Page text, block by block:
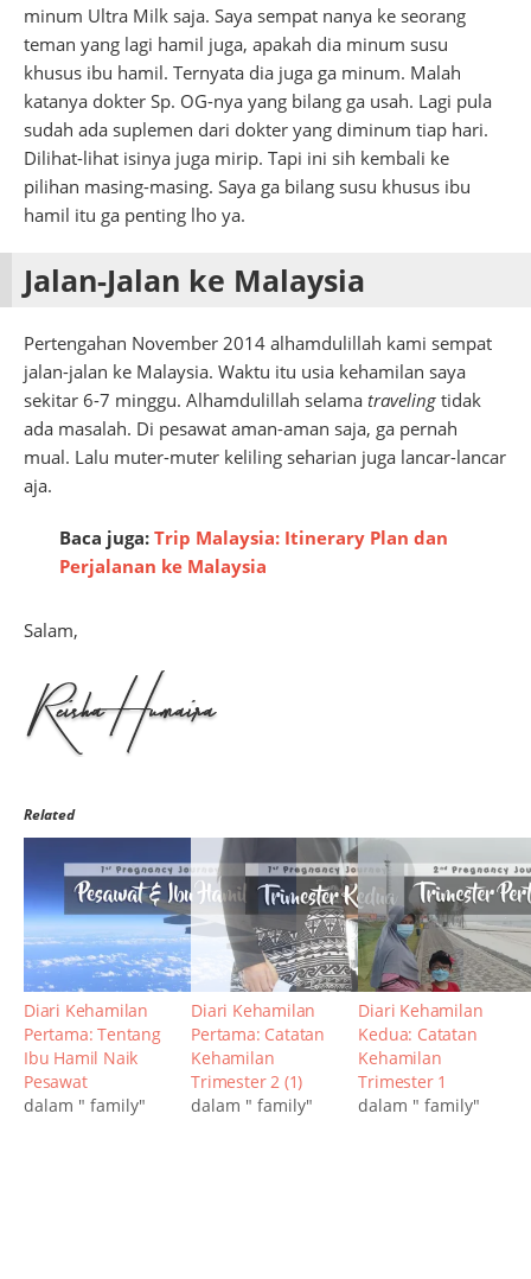
minum Ultra Milk saja. Saya sempat nanya ke seorang
teman yang lagi hamil juga, apakah dia minum susu
khusus ibu hamil. Ternyata dia juga ga minum. Malah
katanya dokter Sp. OG-nya yang bilang ga usah. Lagi pula
sudah ada suplemen dari dokter yang diminum tiap hari.
Dilihat-lihat isinya juga mirip. Tapi ini sih kembali ke
pilihan masing-masing. Saya ga bilang susu khusus ibu
hamil itu ga penting lho ya.
Jalan-Jalan ke Malaysia
Pertengahan November 2014 alhamdulillah kami sempat
jalan-jalan ke Malaysia. Waktu itu usia kehamilan saya
sekitar 6-7 minggu. Alhamdulillah selama traveling tidak
ada masalah. Di pesawat aman-aman saja, ga pernah
mual. Lalu muter-muter keliling seharian juga lancar-lancar
aja.
Baca juga: Trip Malaysia: Itinerary Plan dan
Perjalanan ke Malaysia
Salam,
Related
Diari Kehamilan
Pertama: Tentang
Ibu Hamil Naik
Pesawat
dalam " family"
Diari Kehamilan
Pertama: Catatan
Kehamilan
Trimester 2 (1)
dalam " family"
Diari Kehamilan
Kedua: Catatan
Kehamilan
Trimester 1
dalam " family"